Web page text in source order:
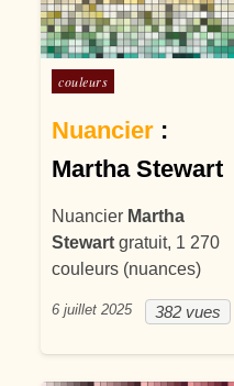
Posté dans
couleurs
Nuancier :
Martha Stewart
Nuancier Martha
Stewart gratuit, 1 270
couleurs (nuances)
382 vues
6 juillet 2025